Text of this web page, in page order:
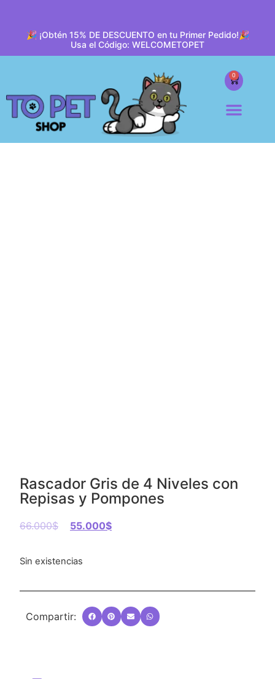
🎉 ¡Obtén 15% DE DESCUENTO en tu Primer Pedido!🎉
Usa el Código: WELCOMETOPET
0
Rascador Gris de 4 Niveles con
Repisas y Pompones
66.000$ 55.000$
Sin existencias
Compartir: